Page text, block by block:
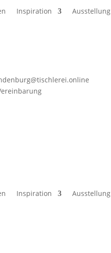
Inspiration Ausstellung
Inspiration Ausstellung